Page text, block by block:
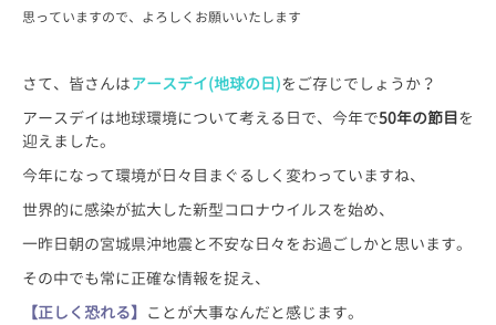
思っていますので、よろしくお願いいたします
さて、皆さんはアースデイ(地球の日)をご存じでしょうか？
アースデイは地球環境について考える日で、今年で50年の節目を
迎えました。
今年になって環境が日々目まぐるしく変わっていますね、
世界的に感染が拡大した新型コロナウイルスを始め、
一昨日朝の宮城県沖地震と不安な日々をお過ごしかと思います。
その中でも常に正確な情報を捉え、
【正しく恐れる】
ことが大事なんだと感じます。